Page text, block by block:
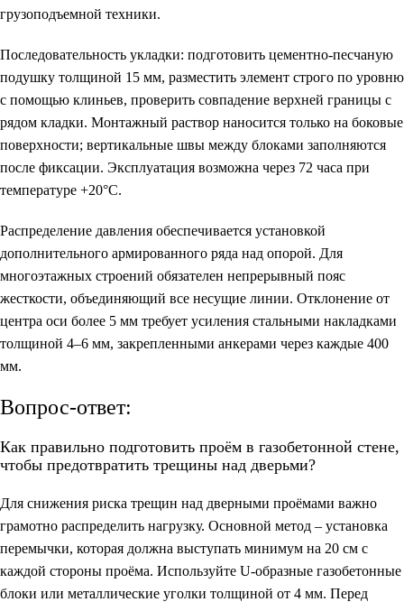
грузоподъемной техники.
Последовательность укладки: подготовить цементно-песчаную
подушку толщиной 15 мм, разместить элемент строго по уровню
с помощью клиньев, проверить совпадение верхней границы с
рядом кладки. Монтажный раствор наносится только на боковые
поверхности; вертикальные швы между блоками заполняются
после фиксации. Эксплуатация возможна через 72 часа при
температуре +20°С.
Распределение давления обеспечивается установкой
дополнительного армированного ряда над опорой. Для
многоэтажных строений обязателен непрерывный пояс
жесткости, объединяющий все несущие линии. Отклонение от
центра оси более 5 мм требует усиления стальными накладками
толщиной 4–6 мм, закрепленными анкерами через каждые 400
мм.
Вопрос-ответ:
Как правильно подготовить проём в газобетонной стене,
чтобы предотвратить трещины над дверьми?
Для снижения риска трещин над дверными проёмами важно
грамотно распределить нагрузку. Основной метод – установка
перемычки, которая должна выступать минимум на 20 см с
каждой стороны проёма. Используйте U-образные газобетонные
блоки или металлические уголки толщиной от 4 мм. Перед